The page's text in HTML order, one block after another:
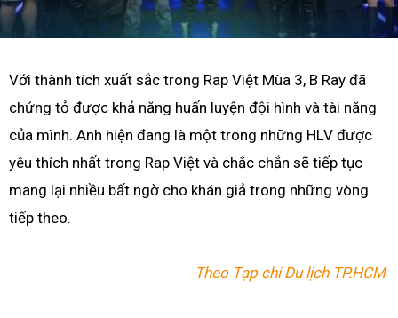
Với thành tích xuất sắc trong Rap Việt Mùa 3, B Ray đã
chứng tỏ được khả năng huấn luyện đội hình và tài năng
của mình. Anh hiện đang là một trong những HLV được
yêu thích nhất trong Rap Việt và chắc chắn sẽ tiếp tục
mang lại nhiều bất ngờ cho khán giả trong những vòng
tiếp theo.
Theo Tạp chí Du lịch TP.HCM